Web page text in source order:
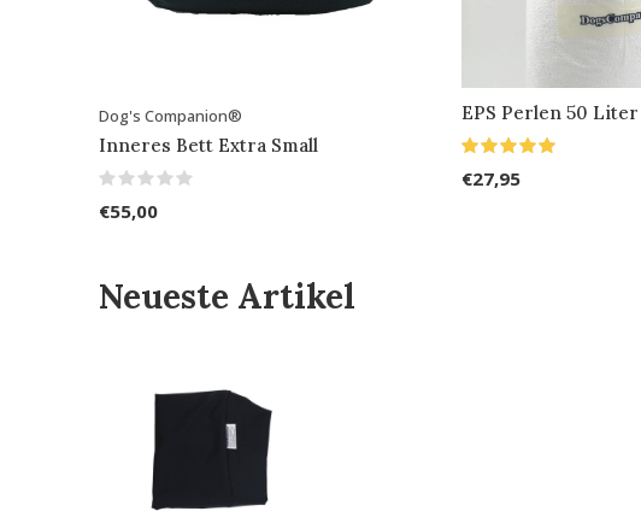
Dog's Companion®
Inneres Bett Extra Small
€55,00
EPS Perlen 50 Liter
€27,95
Neueste Artikel